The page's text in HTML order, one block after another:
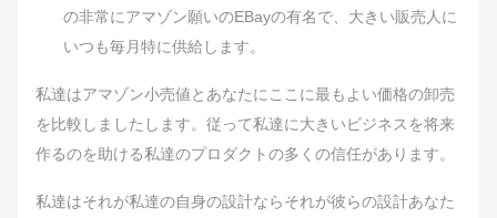
の非常にアマゾン願いのEBayの有名で、大きい販売人に
いつも毎月特に供給します。
私達はアマゾン小売値とあなたにここに最もよい価格の卸売
を比較しましたします。従って私達に大きいビジネスを将来
作るのを助ける私達のプロダクトの多くの信任があります。
私達はそれが私達の自身の設計ならそれが彼らの設計あなた